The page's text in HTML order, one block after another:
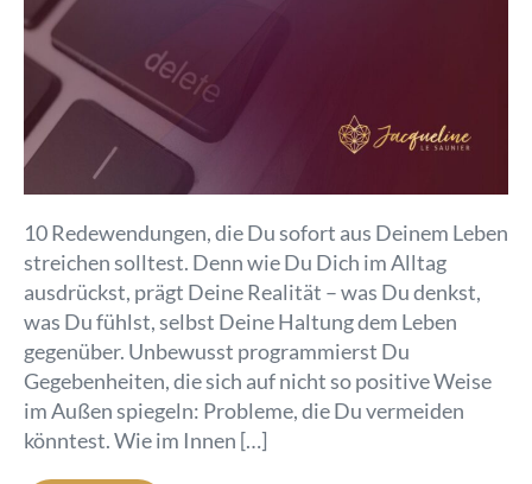
10 Redewendungen, die Du sofort aus Deinem Leben
streichen solltest. Denn wie Du Dich im Alltag
ausdrückst, prägt Deine Realität – was Du denkst,
was Du fühlst, selbst Deine Haltung dem Leben
gegenüber. Unbewusst programmierst Du
Gegebenheiten, die sich auf nicht so positive Weise
im Außen spiegeln: Probleme, die Du vermeiden
könntest. Wie im Innen […]